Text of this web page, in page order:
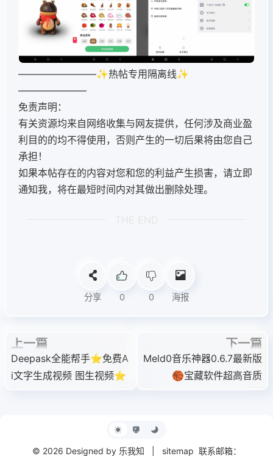
————————✨热帖专用隔离线✨
———————
免责声明：
有关资源均来自网络收集与网友提供，任何涉及商业盈
利目的的均不得使用，否则产生的一切后果将由您自己
承担！
如果本帖存在的内容对您和您的利益产生损害，请立即
通知我，将在最短时间内对其做出删除处理。
分享 0 0 海报
上一篇
Deepask全能帮手⭐免费A
i文字生成视频 图生视频⭐
下一篇
Meld0音乐神器0.6.7最新版
🏀宝藏软件超高音质
© 2026 Designed by 乐我知 sitemap 联系邮箱：